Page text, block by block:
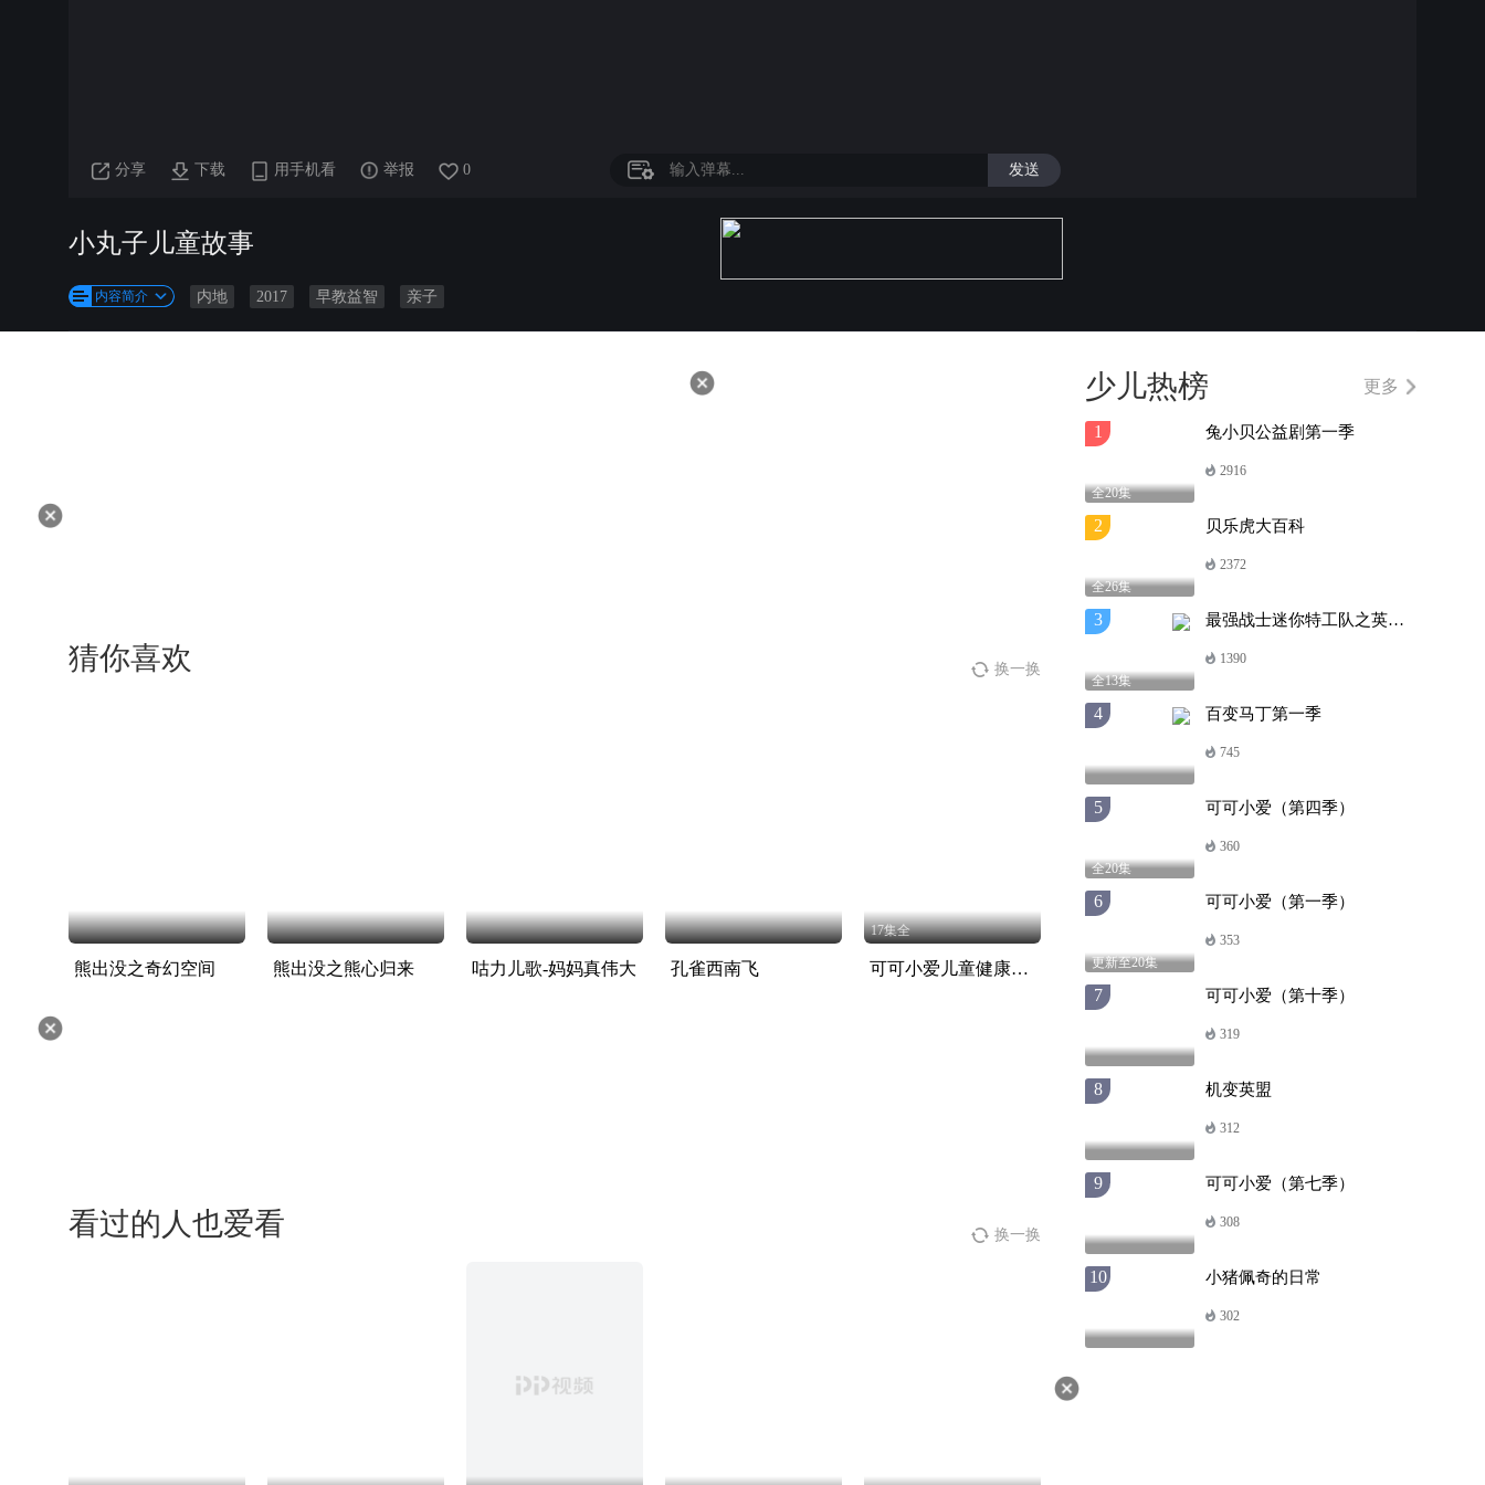
分享 下载 用手机看 举报 0 发送
小丸子儿童故事
内容简介 内地 2017 早教益智 亲子
猜你喜欢 换一换
熊出没之奇幻空间 熊出没之熊心归来 咕力儿歌-妈妈真伟大 孔雀西南飞
17集全
可可小爱儿童健康系列
看过的人也爱看 换一换
少儿热榜 更多
1
全20集
兔小贝公益剧第一季
2916
2
全26集
贝乐虎大百科
2372
3
全13集
最强战士迷你特工队之英雄的诞生
1390
4 百变马丁第一季
745
5
全20集
可可小爱（第四季）
360
6
更新至20集
可可小爱（第一季）
353
7 可可小爱（第十季）
319
8 机变英盟
312
9 可可小爱（第七季）
308
10 小猪佩奇的日常
302